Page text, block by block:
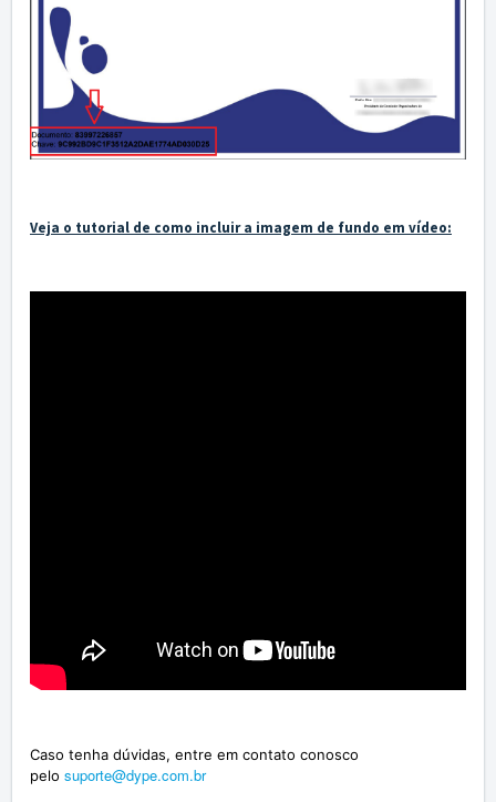
Veja o tutorial de como incluir a imagem de fundo em vídeo:
Caso tenha dúvidas, entre em contato conosco
pelo suporte@dype.com.br